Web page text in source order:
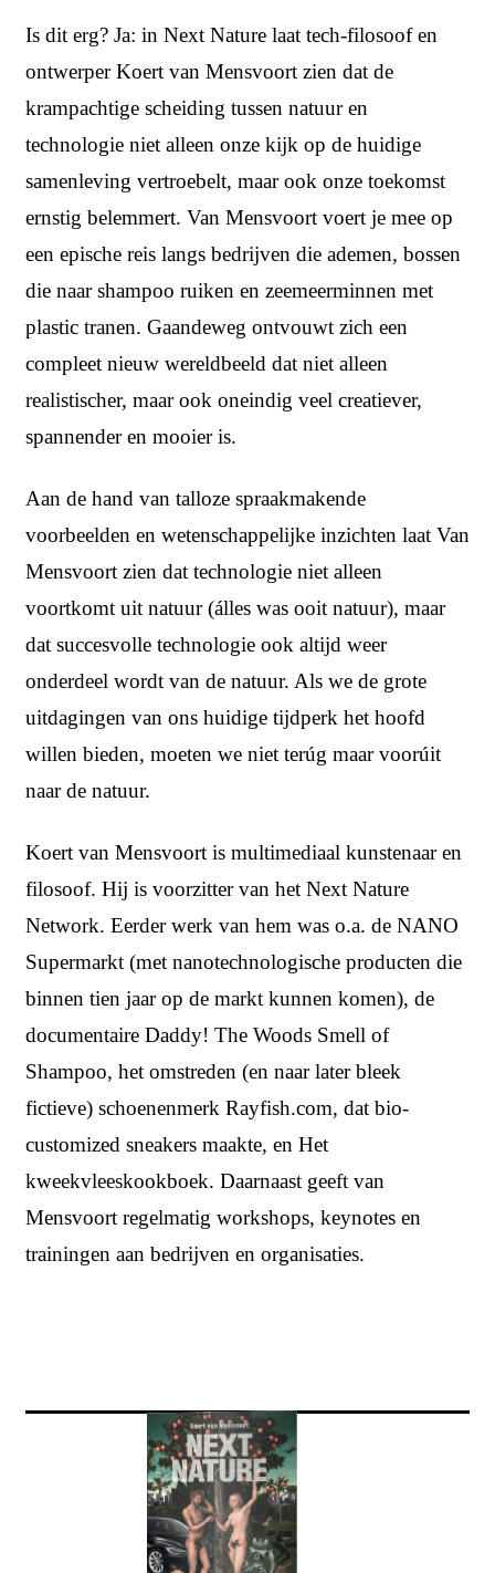
Is dit erg? Ja: in Next Nature laat tech-filosoof en
ontwerper Koert van Mensvoort zien dat de
krampachtige scheiding tussen natuur en
technologie niet alleen onze kijk op de huidige
samenleving vertroebelt, maar ook onze toekomst
ernstig belemmert. Van Mensvoort voert je mee op
een epische reis langs bedrijven die ademen, bossen
die naar shampoo ruiken en zeemeerminnen met
plastic tranen. Gaandeweg ontvouwt zich een
compleet nieuw wereldbeeld dat niet alleen
realistischer, maar ook oneindig veel creatiever,
spannender en mooier is.
Aan de hand van talloze spraakmakende
voorbeelden en wetenschappelijke inzichten laat Van
Mensvoort zien dat technologie niet alleen
voortkomt uit natuur (álles was ooit natuur), maar
dat succesvolle technologie ook altijd weer
onderdeel wordt van de natuur. Als we de grote
uitdagingen van ons huidige tijdperk het hoofd
willen bieden, moeten we niet terúg maar voorúit
naar de natuur.
Koert van Mensvoort is multimediaal kunstenaar en
filosoof. Hij is voorzitter van het Next Nature
Network. Eerder werk van hem was o.a. de NANO
Supermarkt (met nanotechnologische producten die
binnen tien jaar op de markt kunnen komen), de
documentaire Daddy! The Woods Smell of
Shampoo, het omstreden (en naar later bleek
fictieve) schoenenmerk Rayfish.com, dat bio-
customized sneakers maakte, en Het
kweekvleeskookboek. Daarnaast geeft van
Mensvoort regelmatig workshops, keynotes en
trainingen aan bedrijven en organisaties.